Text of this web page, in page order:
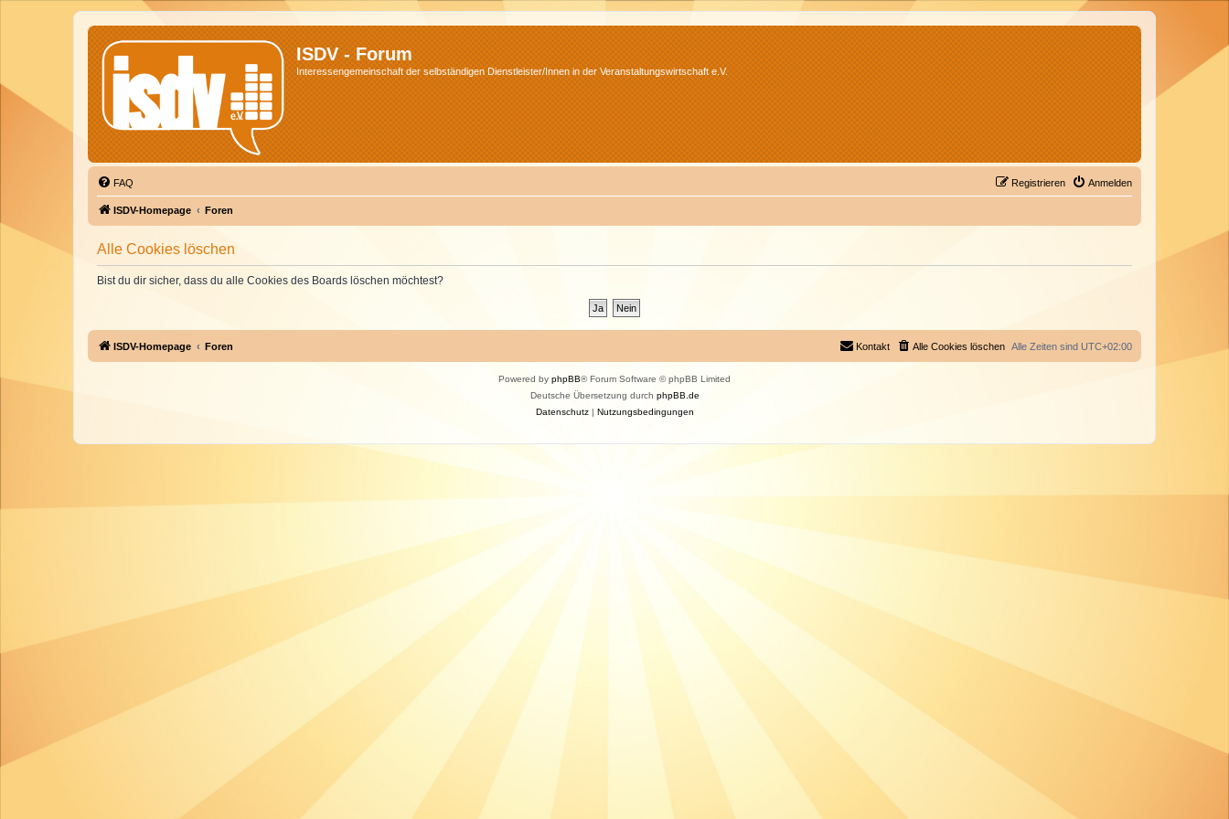
ISDV - Forum
Interessengemeinschaft der selbständigen Dienstleister/Innen in der Veranstaltungswirtschaft e.V.
FAQ Anmelden
Registrieren
ISDV-Homepage Foren
Alle Cookies löschen
Bist du dir sicher, dass du alle Cookies des Boards löschen möchtest?
ISDV-Homepage Foren Alle Zeiten sind UTC+02:00
Alle Cookies löschen
Kontakt
Powered by phpBB® Forum Software © phpBB Limited
Deutsche Übersetzung durch phpBB.de
Datenschutz| Nutzungsbedingungen